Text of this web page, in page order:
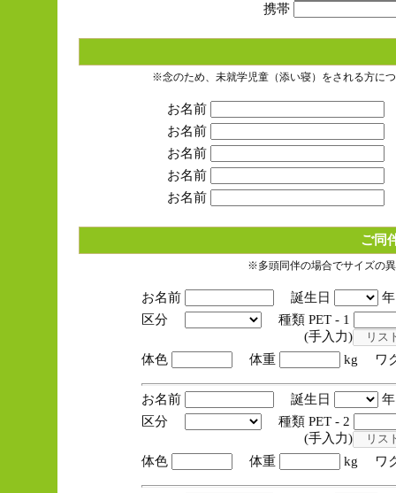
携帯
※念のため、未就学児童（添い寝）をされる方に
お名前
お名前
お名前
お名前
お名前
ご同
※多頭同伴の場合でサイズの
お名前 誕生日
区分
種類 PET - 1
(手入力)
体色
体重 kg ワ
お名前 誕生日
区分
種類 PET - 2
(手入力)
体色
体重 kg ワ